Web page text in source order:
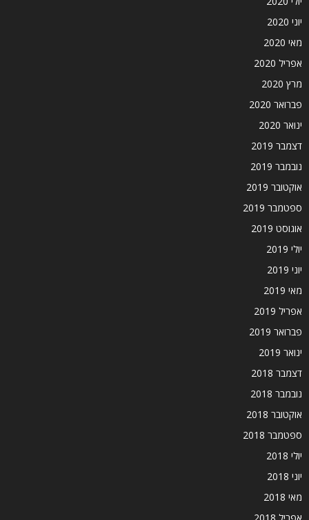
יוני 2020
מאי 2020
אפריל 2020
מרץ 2020
פברואר 2020
ינואר 2020
דצמבר 2019
נובמבר 2019
אוקטובר 2019
ספטמבר 2019
אוגוסט 2019
יולי 2019
יוני 2019
מאי 2019
אפריל 2019
פברואר 2019
ינואר 2019
דצמבר 2018
נובמבר 2018
אוקטובר 2018
ספטמבר 2018
יולי 2018
יוני 2018
מאי 2018
אפריל 2018